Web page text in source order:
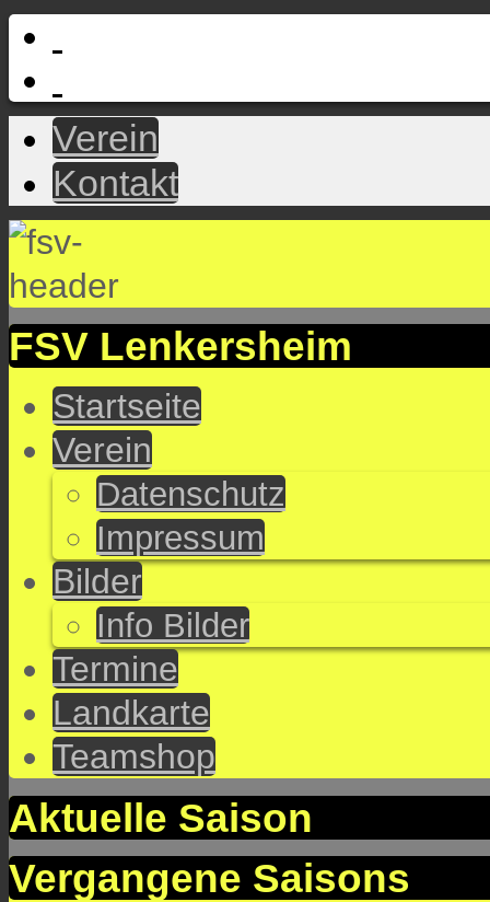
Verein
Kontakt
FSV Lenkersheim
Startseite
Verein
Datenschutz
Impressum
Bilder
Info Bilder
Termine
Landkarte
Teamshop
Aktuelle Saison
Vergangene Saisons